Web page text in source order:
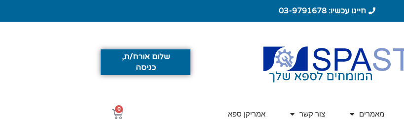
חייגו עכשיו: 03-9791678
שלום אורח/ת,
כניסה
מאמרים צור קשר אמריקן ספא
0